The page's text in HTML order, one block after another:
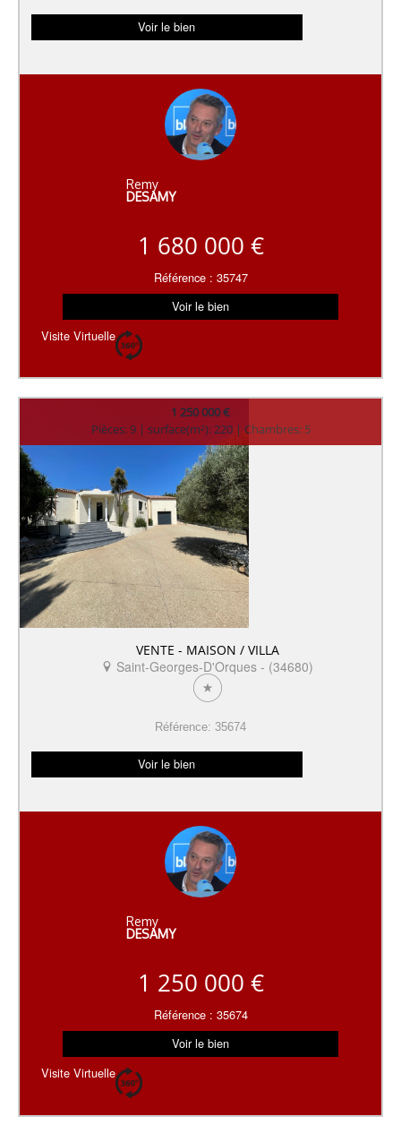
Voir le bien
Remy
DESAMY
1 680 000 €
Référence : 35747
Voir le bien
Visite Virtuelle
1 250 000 €
Pièces: 9 | surface(m²): 220 | Chambres: 5
VENTE - MAISON / VILLA
Saint-Georges-D'Orques - (34680)
Référence: 35674
Voir le bien
Remy
DESAMY
1 250 000 €
Référence : 35674
Voir le bien
Visite Virtuelle